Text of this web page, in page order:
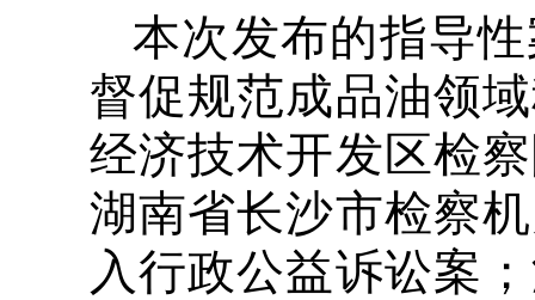
本次发布的指导
督促规范成品油领
经济技术开发区检
湖南省长沙市检察
入行政公益诉讼案